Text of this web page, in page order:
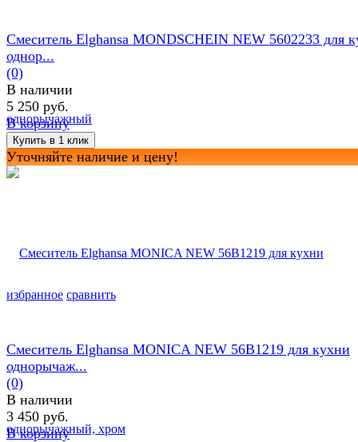
избранное сравнить
Смеситель Elghansa MONDSCHEIN NEW 5602233 для
однор...
(0)
В наличии
5 250 руб.
В корзину
Уточняйте наличие и цену!
Смеситель Elghansa MONICA NEW 56B1219 для кухни
однорычаж...
(0)
В наличии
3 450 руб.
В корзину